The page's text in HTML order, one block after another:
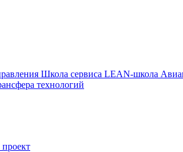
Школа сервиса LEAN-школа
технологий